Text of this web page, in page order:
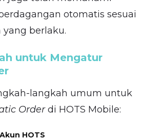
otomatis sesuai
berlaku.
untuk Mengatur
langkah umum untuk
Orderdi HOTS Mobile:
HOTS